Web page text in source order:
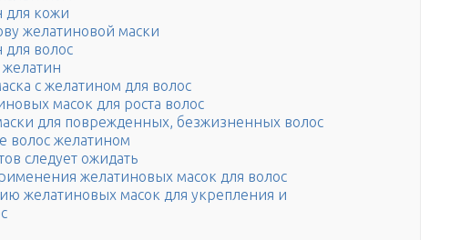
для кожи
желатиновой маски
волос
желатин
с желатином для волос
масок для роста волос
для поврежденных, безжизненных волос
волос желатином
следует ожидать
желатиновых масок для волос
желатиновых масок для укрепления и